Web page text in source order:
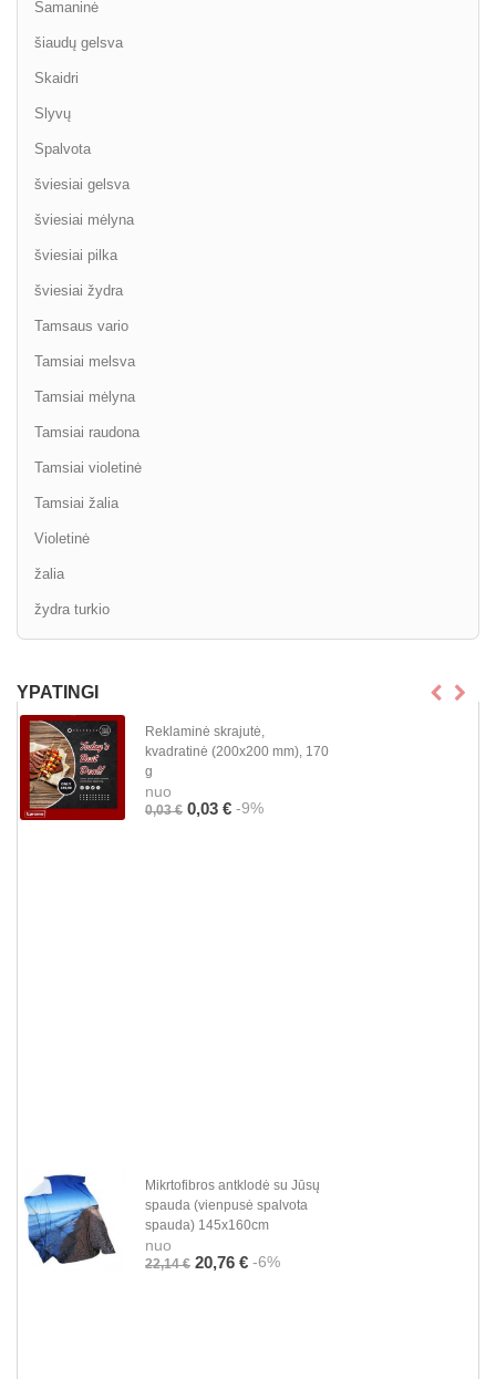
Samaninė
šiaudų gelsva
Skaidri
Slyvų
Spalvota
šviesiai gelsva
šviesiai mėlyna
šviesiai pilka
šviesiai žydra
Tamsaus vario
Tamsiai melsva
Tamsiai mėlyna
Tamsiai raudona
Tamsiai violetinė
Tamsiai žalia
Violetinė
žalia
žydra turkio
YPATINGI
Reklaminė skrajutė,
kvadratinė (200x200 mm), 170
g
nuo
0,03 € 0,03 € -9%
Mikrtofibros antklodė su Jūsų
spauda (vienpusė spalvota
spauda) 145x160cm
nuo
22,14 € 20,76 € -6%